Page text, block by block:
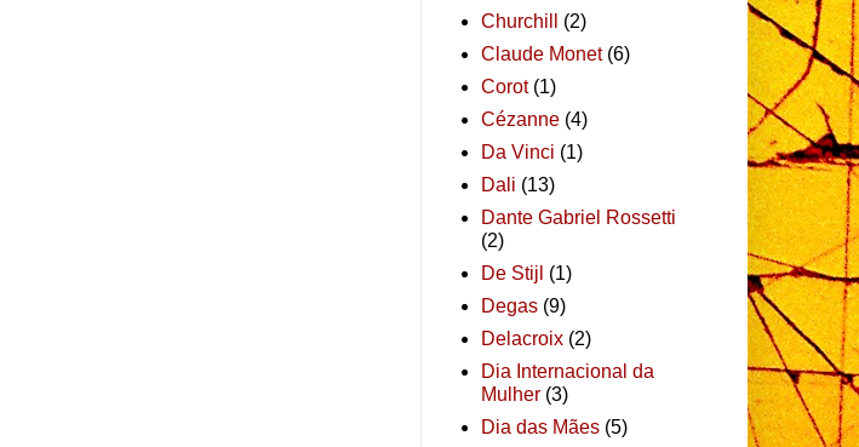
Churchill
(2)
Claude Monet (6)
Corot (1)
Cézanne (4)
Da Vinci (1)
Dali (13)
Dante Gabriel Rossetti
(2)
De Stijl (1)
Degas (9)
Delacroix (2)
Dia Internacional da
Mulher (3)
Dia das Mães (5)